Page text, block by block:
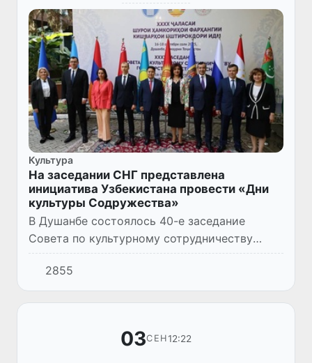
Культура
На заседании СНГ представлена
инициатива Узбекистана провести «Дни
культуры Содружества»
В Душанбе состоялось 40-е заседание
Совета по культурному сотрудничеству
государств - участников Содружества
Независимых Государств. В его работе
приняла участие делегация Узбекист...
2855
03СЕН12:22